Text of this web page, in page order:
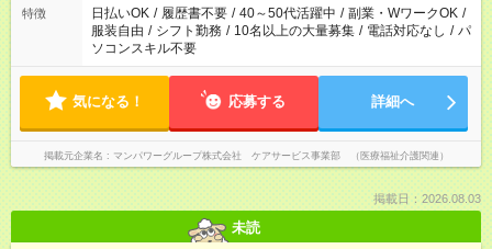
特徴 日払いOK / 履歴書不要 / 40～50代活躍中 / 副業・WワークOK /
服装自由 / シフト勤務 / 10名以上の大量募集 / 電話対応なし / パ
ソコンスキル不要
気になる！ 応募する 詳細へ
掲載元企業名 マンパワーグループ株式会社 ケアサービス事業部 （医療福祉介護関連）
掲載日：2026.08.03
未読